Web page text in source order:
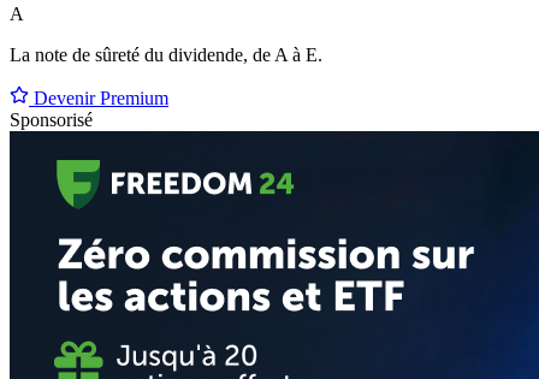
A
La note de sûreté du dividende, de A à E.
Devenir Premium
Sponsorisé